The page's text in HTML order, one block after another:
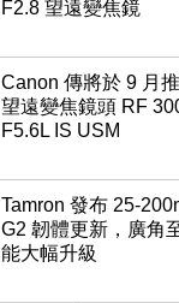
F2.8 望遠變焦鏡
Canon 傳將於 9 月
望遠變焦鏡頭 RF
F5.6L IS USM
Tamron 發布 25-
G2 韌體更新，廣角
能大幅升級